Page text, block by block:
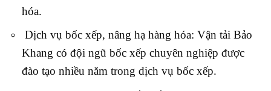
hóa.
Dịch vụ bốc xếp, nâng hạ hàng hóa: Vận tải Bảo
Khang có đội ngũ bốc xếp chuyên nghiệp được
đào tạo nhiều năm trong dịch vụ bốc xếp.